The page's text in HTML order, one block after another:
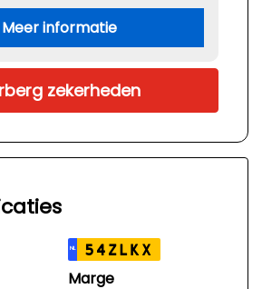
Meer informatie
zekerheden
NL 54ZLKX
Marge